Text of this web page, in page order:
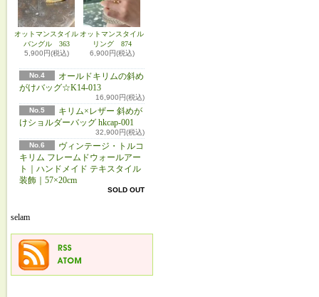
オットマンスタイル
バングル 363
5,900円(税込)
オットマンスタイル
リング 874
6,900円(税込)
No.4
オールドキリムの斜め
がけバッグ☆K14-013
16,900円(税込)
No.5
キリム×レザー 斜めが
けショルダーバッグ hkcap-001
32,900円(税込)
No.6
ヴィンテージ・トルコ
キリム フレームドウォールアー
ト｜ハンドメイド テキスタイル
装飾｜57×20cm
SOLD OUT
selam